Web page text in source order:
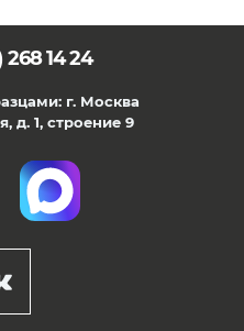
268 14 24
г. Москва
д. 1, строение 9